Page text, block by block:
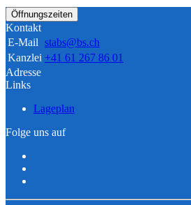
Öffnungszeiten
Kontakt
E-Mail stabs@bs.ch
Kanzlei +41 61 267 86 01
Adresse
Links
Lageplan
Folge uns auf